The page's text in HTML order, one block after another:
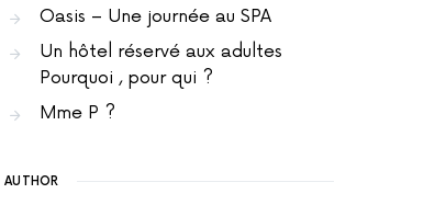
Oasis – Une journée au SPA
Un hôtel réservé aux adultes
Pourquoi , pour qui ?
Mme P ?
AUTHOR